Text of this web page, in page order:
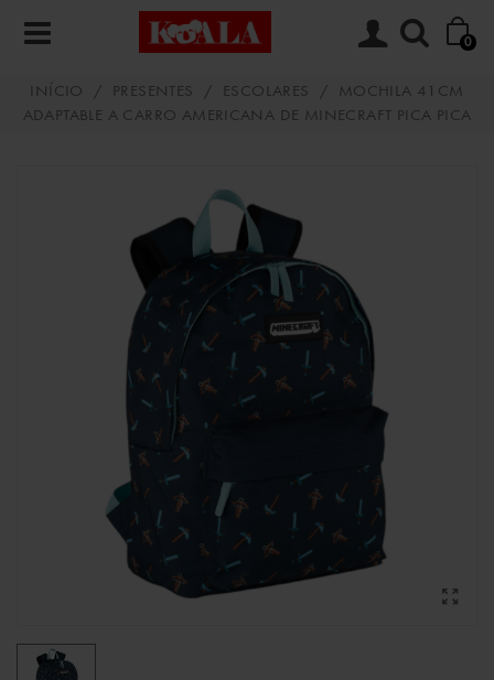
0
INÍCIO / PRESENTES / ESCOLARES /
MOCHILA 41CM
ADAPTABLE A CARRO AMERICANA DE MINECRAFT PICA PICA